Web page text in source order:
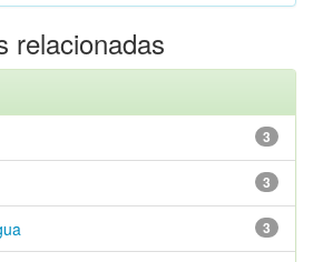
relacionadas
3
3
3